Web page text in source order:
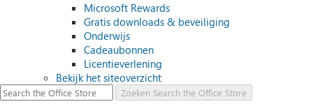
Microsoft Rewards
Gratis downloads & beveiliging
Onderwijs
Cadeaubonnen
Licentieverlening
Bekijk het siteoverzicht
Zoeken Search the Office Store